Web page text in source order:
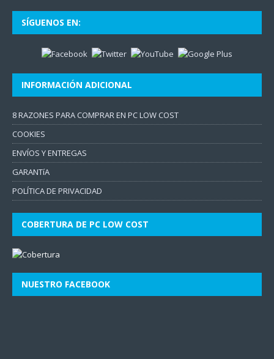
SÍGUENOS EN:
INFORMACIÓN ADICIONAL
8 RAZONES PARA COMPRAR EN PC LOW COST
COOKIES
ENVÍOS Y ENTREGAS
GARANTíA
POLÍTICA DE PRIVACIDAD
COBERTURA DE PC LOW COST
NUESTRO FACEBOOK